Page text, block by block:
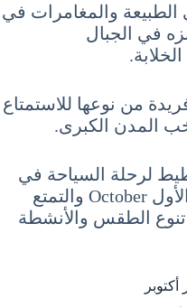
الطبيعة والمغامرات في
في الجبال
من نوعها للاستمتاع
المدن الكبرى.
لرحلة السياحة في
بلغاريا شهر أكتوبر 10 تشرين الأول October والتمتع
الطقس والأنشطة